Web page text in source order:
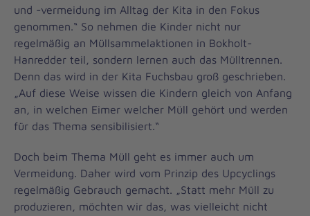
und -vermeidung im Alltag der Kita in den Fokus
genommen.“ So nehmen die Kinder nicht nur
regelmäßig an Müllsammelaktionen in Bokholt-
Hanredder teil, sondern lernen auch das Mülltrennen.
Denn das wird in der Kita Fuchsbau groß geschrieben.
„Auf diese Weise wissen die Kindern gleich von Anfang
an, in welchen Eimer welcher Müll gehört und werden
für das Thema sensibilisiert.“
Doch beim Thema Müll geht es immer auch um
Vermeidung. Daher wird vom Prinzip des Upcyclings
regelmäßig Gebrauch gemacht. „Statt mehr Müll zu
produzieren, möchten wir das, was vielleicht nicht